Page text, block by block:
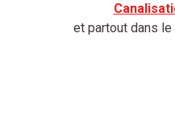
et partout dans